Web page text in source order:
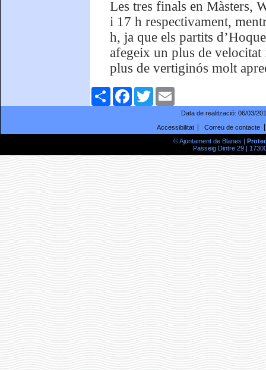
Les tres finals en Màsters,
i 17 h respectivament,
h, ja que els partits
afegeix un plus de velocitat
plus de vertiginós molt
ComparteixFacebookTwitter
Data de realització: 06/03/
Accessibilitat
Correu de contacte
© Ajuntament de Blanes |
Passeig Dintre 29 |